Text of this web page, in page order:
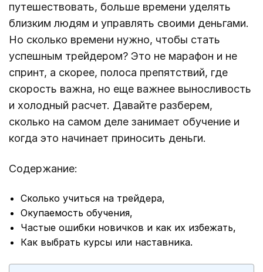
путешествовать, больше времени уделять
близким людям и управлять своими деньгами.
Но сколько времени нужно, чтобы стать
успешным трейдером? Это не марафон и не
спринт, а скорее, полоса препятствий, где
скорость важна, но еще важнее выносливость
и холодный расчет. Давайте разберем,
сколько на самом деле занимает обучение и
когда это начинает приносить деньги.
Содержание:
Сколько учиться на трейдера,
Окупаемость обучения,
Частые ошибки новичков и как их избежать,
Как выбрать курсы или наставника.